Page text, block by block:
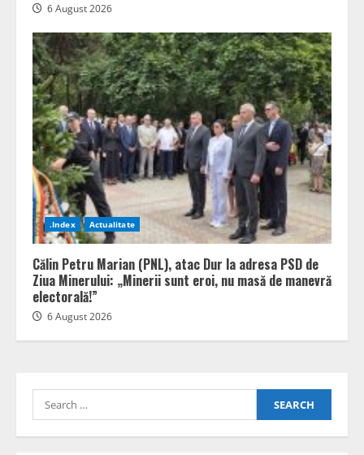
6 August 2026
.Index Actualitate
Călin Petru Marian (PNL), atac Dur la adresa PSD de
Ziua Minerului: „Minerii sunt eroi, nu masă de manevră
electorală!”
6 August 2026
Search
for: